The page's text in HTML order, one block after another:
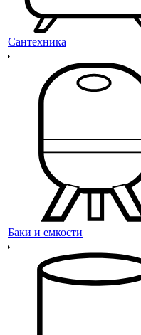
Сантехника
Баки и емкости